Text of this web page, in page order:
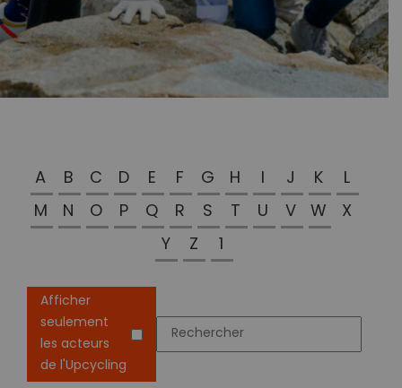
A B C D E F G H I J K
L
M
N O P Q R S T U V W
X
Y
Z 1
Afficher
seulement
les acteurs
de l'Upcycling